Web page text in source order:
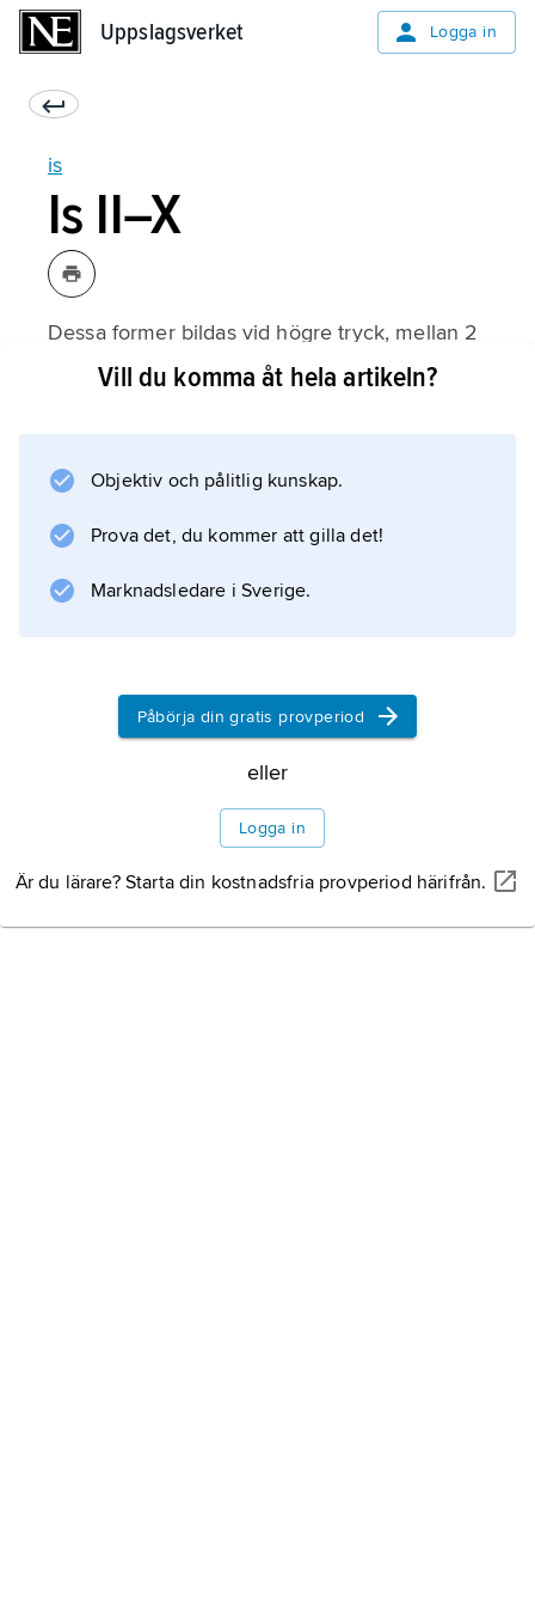
Uppslagsverket Logga in
is
Is II–X
Dessa former bildas vid högre tryck, mellan 2
och 22 kbar, medan is X bildas först vid tryck
Koordinationen är i samtliga fall tetraedrisk
liksom i hexagonal is men
Vill du komma åt hela artikeln?
Objektiv och pålitlig kunskap.
Prova det, du kommer att gilla det!
Marknadsledare i Sverige.
Påbörja din gratis provperiod
eller
Logga in
Är du lärare? Starta din kostnadsfria provperiod härifrån.